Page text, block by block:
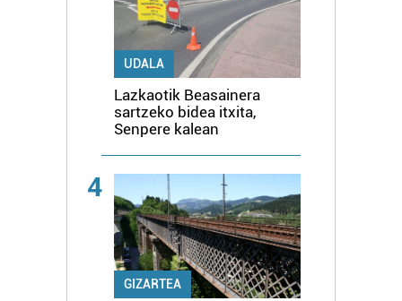
UDALA
Lazkaotik Beasainera
sartzeko bidea itxita,
Senpere kalean
4
GIZARTEA